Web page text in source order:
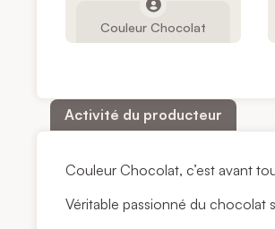
Couleur Chocolat
Activité du producteur
Couleur Chocolat, c’est avant
Véritable passionné du chocolat